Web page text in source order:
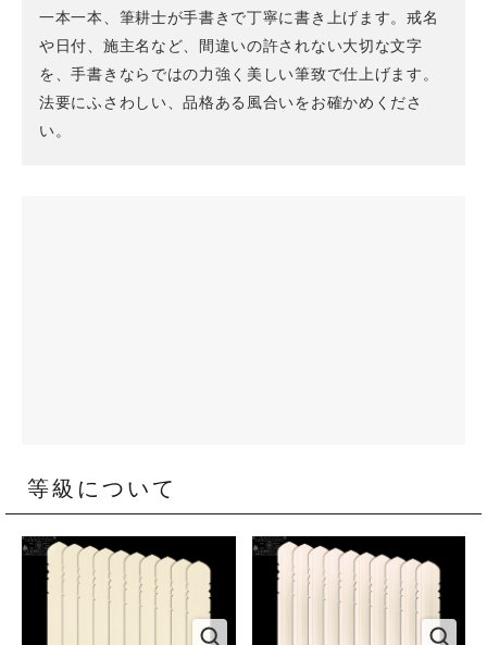
一本一本、筆耕士が手書きで丁寧に書き上げます。戒名
や日付、施主名など、間違いの許されない大切な文字
を、手書きならではの力強く美しい筆致で仕上げます。
法要にふさわしい、品格ある風合いをお確かめくださ
い。
等級について